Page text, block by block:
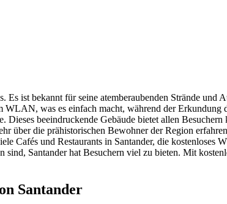
Es ist bekannt für seine atemberaubenden Strände
was es einfach macht, während der
Dieses beeindruckende Gebäude bietet allen
über die prähistorischen Bewohner der Region
Cafés und Restaurants in Santander, die
sind, Santander hat Besuchern viel zu bieten. Mit
Santander